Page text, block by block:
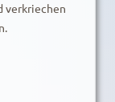
verkriechen